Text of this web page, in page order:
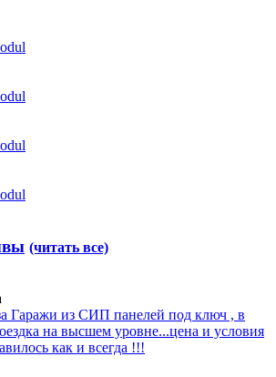
(читать все)
Гаражи из СИП панелей под ключ , в
на высшем уровне...цена и условия
как и всегда !!!